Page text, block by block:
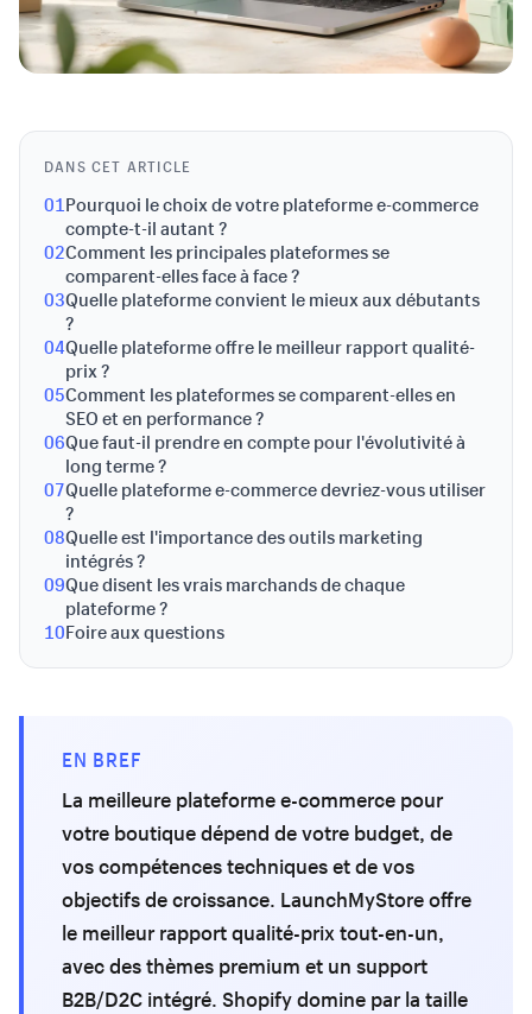
DANS CET ARTICLE
01Pourquoi le choix de votre plateforme e-commerce
compte-t-il autant ?
02Comment les principales plateformes se
comparent-elles face à face ?
03Quelle plateforme convient le mieux aux débutants
?
04Quelle plateforme offre le meilleur rapport qualité-
prix ?
05Comment les plateformes se comparent-elles en
SEO et en performance ?
06Que faut-il prendre en compte pour l'évolutivité à
long terme ?
07Quelle plateforme e-commerce devriez-vous utiliser
?
08Quelle est l'importance des outils marketing
intégrés ?
09Que disent les vrais marchands de chaque
plateforme ?
10Foire aux questions
EN BREF
La meilleure plateforme e-commerce pour
votre boutique dépend de votre budget, de
vos compétences techniques et de vos
objectifs de croissance. LaunchMyStore offre
le meilleur rapport qualité-prix tout-en-un,
avec des thèmes premium et un support
B2B/D2C intégré. Shopify domine par la taille